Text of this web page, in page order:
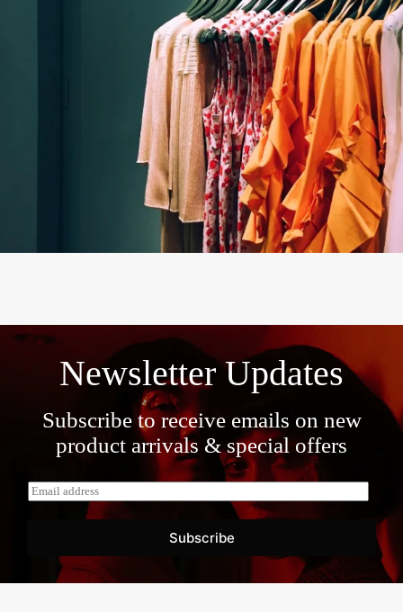
Newsletter Updates
Subscribe to receive emails on new
product arrivals & special offers
E
m
Subscribe